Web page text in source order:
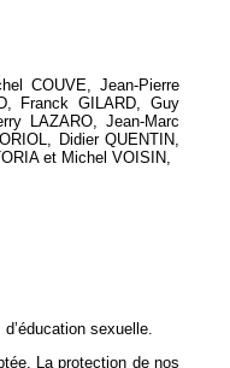
COUVE, Jean-Pierre
Franck GILARD, Guy
LAZARO, Jean-Marc
Didier QUENTIN,
et Michel VOISIN,
sexuelle.
La protection de nos